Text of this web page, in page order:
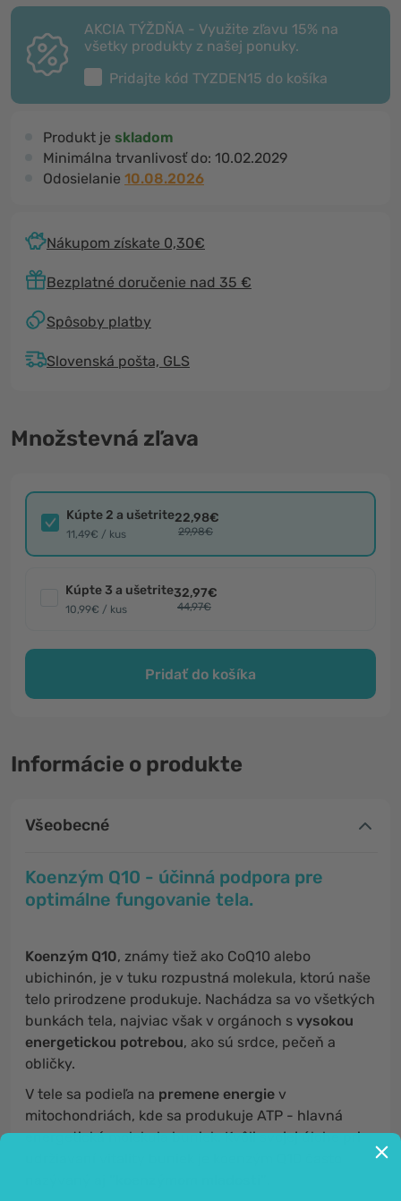
AKCIA TÝŽDŇA - Využite zľavu 15% na
všetky produkty z našej ponuky.
Pridajte kód TYZDEN15 do košíka
Produkt je skladom
Minimálna trvanlivosť do: 10.02.2029
Odosielanie 10.08.2026
Nákupom získate 0,30€
Bezplatné doručenie nad 35 €
Spôsoby platby
Slovenská pošta, GLS
Množstevná zľava
Kúpte 2 a ušetrite
11,49€ / kus
22,98€
29,98€
Kúpte 3 a ušetrite
10,99€ / kus
32,97€
44,97€
Pridať do košíka
Informácie o produkte
Všeobecné
Koenzým Q10 - účinná podpora pre
optimálne fungovanie tela.
Koenzým Q10, známy tiež ako CoQ10 alebo
ubichinón, je v tuku rozpustná molekula, ktorú naše
telo prirodzene produkuje. Nachádza sa vo všetkých
bunkách tela, najviac však v orgánoch s vysokou
energetickou potrebou, ako sú srdce, pečeň a
obličky.
V tele sa podieľa na premene energie v
mitochondriách, kde sa produkuje ATP - hlavná
energetická molekula buniek. Kvôli svojej úlohe pri